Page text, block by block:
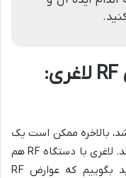
معایب و عوارض احتمالی RF لاغری:
بالاخره ممکن است یک
سری معایب یا عوارض احتمالی داشته باشد. لاغری با دستگاه RF هم
از این قاعده مستثنی نیست. البته باید بگوییم که عوارض RF